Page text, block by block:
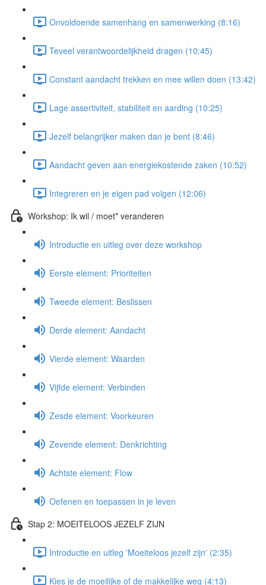
Onvoldoende samenhang en samenwerking (8:16)
Teveel verantwoordelijkheid dragen (10:45)
Constant aandacht trekken en mee willen doen (13:42)
Lage assertiviteit, stabiliteit en aarding (10:25)
Jezelf belangrijker maken dan je bent (8:46)
Aandacht geven aan energiekostende zaken (10:52)
Integreren en je eigen pad volgen (12:06)
Workshop: Ik wil / moet* veranderen
Introductie en uitleg over deze workshop
Eerste element: Prioriteiten
Tweede element: Beslissen
Derde element: Aandacht
Vierde element: Waarden
Vijfde element: Verbinden
Zesde element: Voorkeuren
Zevende element: Denkrichting
Achtste element: Flow
Oefenen en toepassen in je leven
Stap 2: MOEITELOOS JEZELF ZIJN
Introductie en uitleg 'Moeiteloos jezelf zijn' (2:35)
Kies je de moeilijke of de makkelijke weg (4:13)